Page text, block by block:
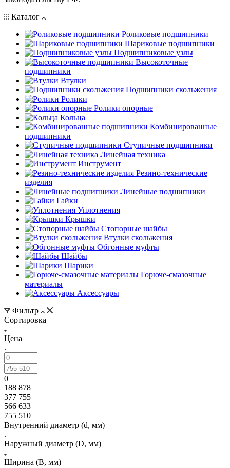
Каталог
Роликовые подшипники
Шариковые подшипники
Подшипниковые узлы
Высокоточные
подшипники
Втулки
Подшипники скольжения
Ролики
Ролики опорные
Кольца
Комбинированные
подшипники
Ступичные подшипники
Линейная техника
Инструмент
Резино-технические
изделия
Линейные подшипники
Гайки
Уплотнения
Крышки
Стопорные шайбы
Втулки скольжения
Обгонные муфты
Шайбы
Шарики
Горюче-смазочные
материалы
Аксессуары
Фильтр
Сортировка
Цена
0
188 878
377 755
566 633
755 510
Внутренний диаметр (d, мм)
Наружный диаметр (D, мм)
Ширина (B, мм)